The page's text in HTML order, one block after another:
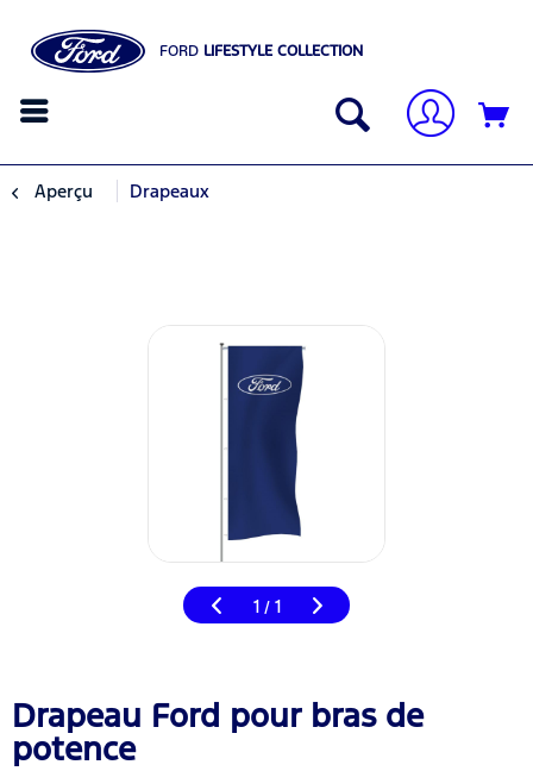
FORD LIFESTYLE COLLECTION
Aperçu Drapeaux
1 / 1
Drapeau Ford pour bras de
potence